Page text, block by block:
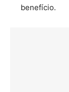
benefício.